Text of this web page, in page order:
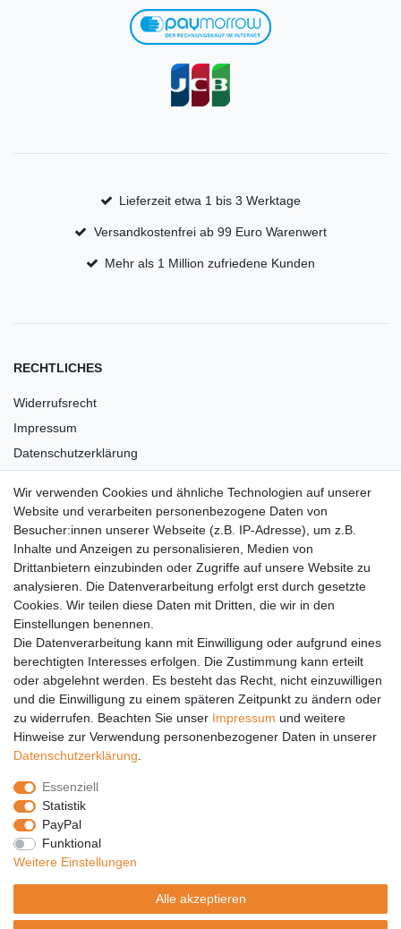
Lieferzeit etwa 1 bis 3 Werktage
Versandkostenfrei ab 99 Euro Warenwert
Mehr als 1 Million zufriedene Kunden
RECHTLICHES
Widerrufsrecht
Impressum
Datenschutzerklärung
Versandkosten
Barrierefreiheit
Anleitungen
Vertrag widerrufen
PARTNER
DHL
GLS
PaketPLUS
SPONSORING
Malchower SV 90
Malchower Wölfe
ZERTIFIKATE
Händlerbund
Trusted Shops
Wir verwenden Cookies und ähnliche Technologien auf unserer
Website und verarbeiten personenbezogene Daten von
Besucher:innen unserer Webseite (z.B. IP-Adresse), um z.B.
Inhalte und Anzeigen zu personalisieren, Medien von
Drittanbietern einzubinden oder Zugriffe auf unsere Website zu
analysieren. Die Datenverarbeitung erfolgt erst durch gesetzte
Cookies. Wir teilen diese Daten mit Dritten, die wir in den
Einstellungen benennen.
Die Datenverarbeitung kann mit Einwilligung oder aufgrund eines
berechtigten Interesses erfolgen. Die Zustimmung kann erteilt
oder abgelehnt werden. Es besteht das Recht, nicht einzuwilligen
und die Einwilligung zu einem späteren Zeitpunkt zu ändern oder
zu widerrufen. Beachten Sie unser Impressum und weitere
Hinweise zur Verwendung personenbezogener Daten in unserer
Daten­schutz­erklärung
Essenziell
Statistik
PayPal
Funktional
Weitere Einstellungen
Alle akzeptieren